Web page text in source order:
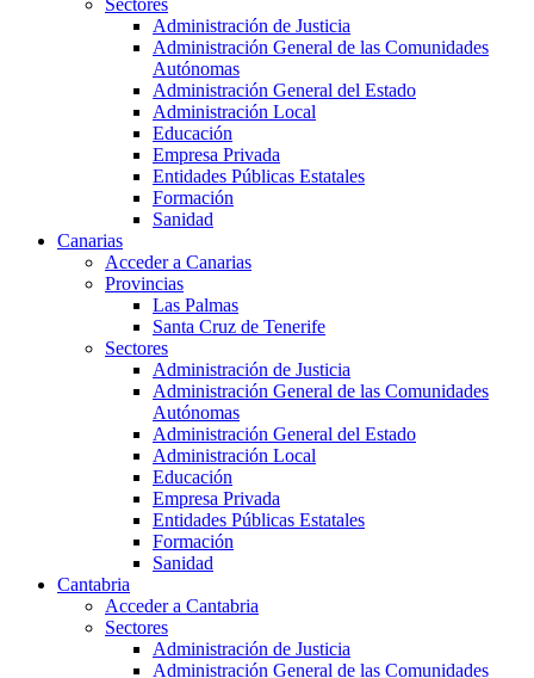
Sectores
Administración de Justicia
Administración General de las Comunidades
Autónomas
Administración General del Estado
Administración Local
Educación
Empresa Privada
Entidades Públicas Estatales
Formación
Sanidad
Canarias
Acceder a Canarias
Provincias
Las Palmas
Santa Cruz de Tenerife
Sectores
Administración de Justicia
Administración General de las Comunidades
Autónomas
Administración General del Estado
Administración Local
Educación
Empresa Privada
Entidades Públicas Estatales
Formación
Sanidad
Cantabria
Acceder a Cantabria
Sectores
Administración de Justicia
Administración General de las Comunidades